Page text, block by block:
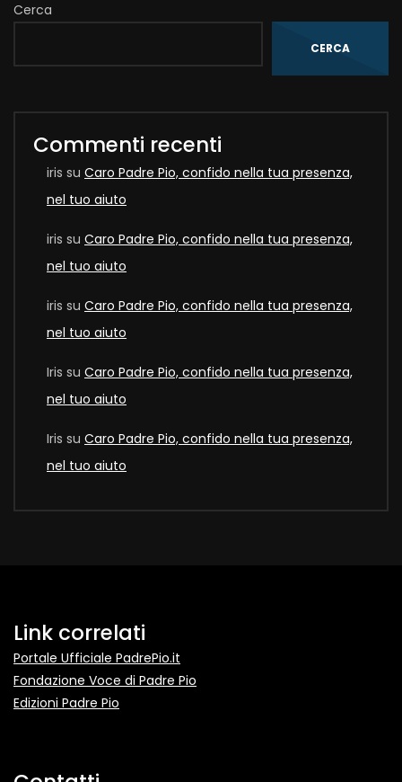
Cerca
CERCA
Commenti recenti
iris su Caro Padre Pio, confido nella tua presenza,
nel tuo aiuto
iris su Caro Padre Pio, confido nella tua presenza,
nel tuo aiuto
iris su Caro Padre Pio, confido nella tua presenza,
nel tuo aiuto
Iris su Caro Padre Pio, confido nella tua presenza,
nel tuo aiuto
Iris su Caro Padre Pio, confido nella tua presenza,
nel tuo aiuto
Link correlati
Portale Ufficiale PadrePio.it
Fondazione Voce di Padre Pio
Edizioni Padre Pio